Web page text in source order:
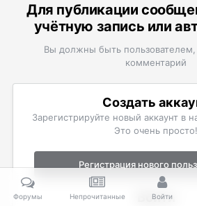
Для публикации
учётную запись или
Вы должны быть пользователем,
комментарий
Создать
Зарегистрируйте новый аккаунт в
Это очень просто!
Регистрация нового
Войти
Форумы Непрочитанные Войти